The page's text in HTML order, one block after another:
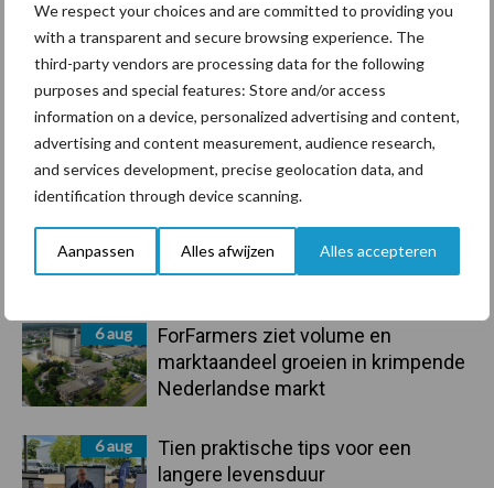
We respect your choices and are committed to providing you
with a transparent and secure browsing experience. The
third-party vendors are processing data for the following
purposes and special features: Store and/or access
information on a device, personalized advertising and content,
advertising and content measurement, audience research,
and services development, precise geolocation data, and
identification through device scanning.
Aanpassen Alles afwijzen Alles accepteren
Primaire
Sidebar
Recent nieuws Partner nieuws
7 aug
Grondstoffenmarkt blijft grillig:
droogte en geopolitiek houden
handel in de greep
De speenhuid: een vaak
onderschatte risicofactor voor
mastitis
6 aug
ForFarmers ziet volume en
marktaandeel groeien in krimpende
Nederlandse markt
6 aug
Tien praktische tips voor een
langere levensduur